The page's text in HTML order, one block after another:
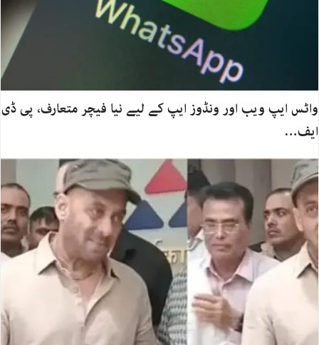
واٹس ایپ ویب اور ونڈوز ایپ کے لیے نیا فیچر متعارف، پی ڈی
ایف…